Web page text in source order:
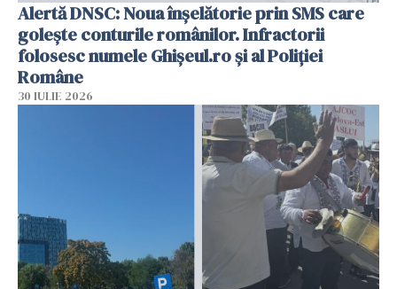
Alertă DNSC: Noua înșelătorie prin SMS care
golește conturile românilor. Infractorii
folosesc numele Ghișeul.ro și al Poliției
Române
30 IULIE 2026